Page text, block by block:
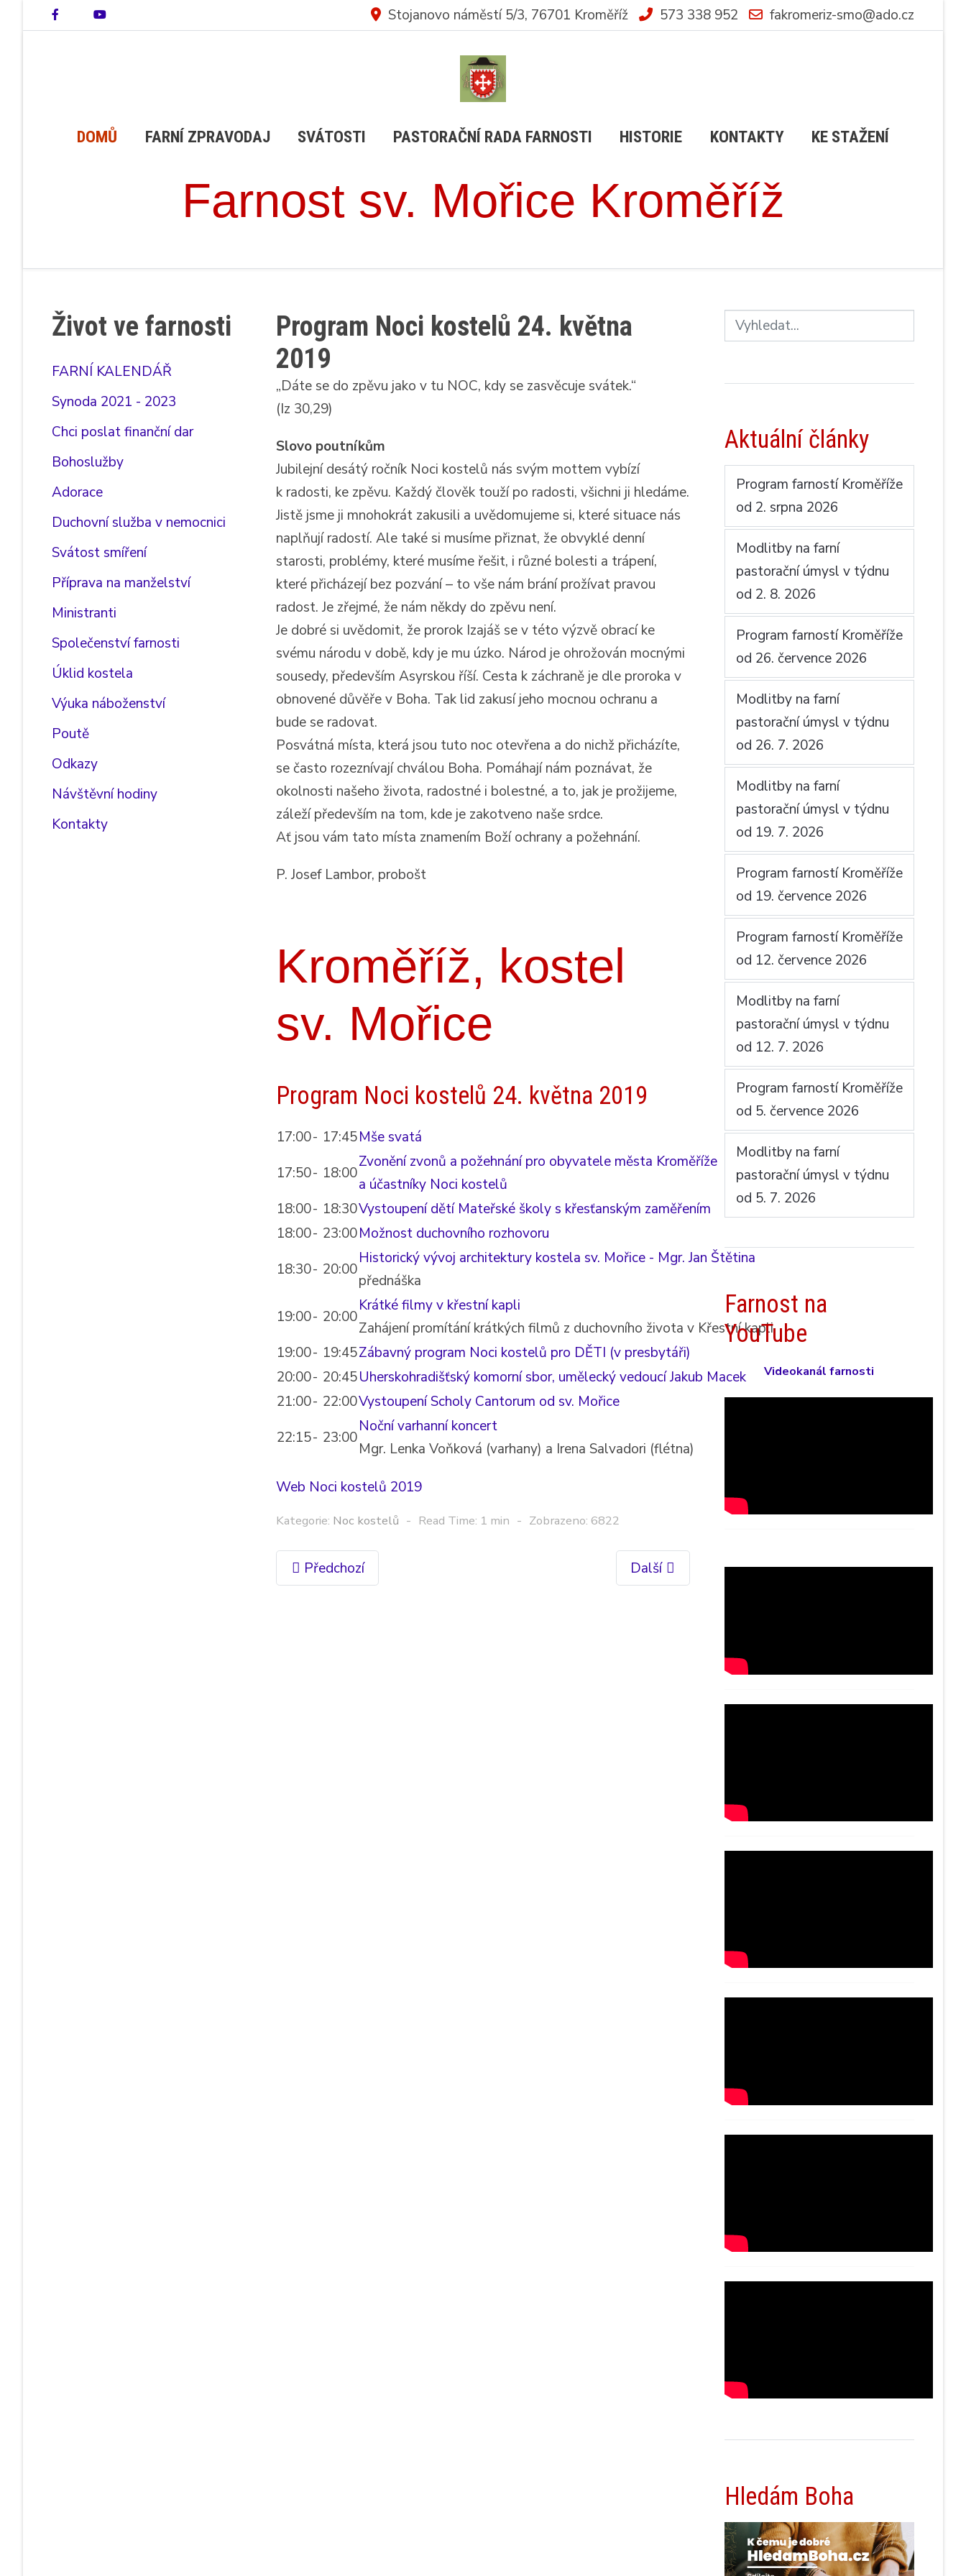
Stojanovo náměstí 5/3, 76701 Kroměříž 573 338 952 fakromeriz-smo@ado.cz
DOMŮ FARNÍ ZPRAVODAJ SVÁTOSTI PASTORAČNÍ RADA FARNOSTI HISTORIE KONTAKTY KE STAŽENÍ
Farnost sv. Mořice Kroměříž
Život ve farnosti
FARNÍ KALENDÁŘ
Synoda 2021 - 2023
Chci poslat finanční dar
Bohoslužby
Adorace
Duchovní služba v nemocnici
Svátost smíření
Příprava na manželství
Ministranti
Společenství farnosti
Úklid kostela
Výuka náboženství
Poutě
Odkazy
Návštěvní hodiny
Kontakty
Program Noci kostelů 24. května
2019
„Dáte se do zpěvu jako v tu NOC, kdy se zasvěcuje svátek.“
(Iz 30,29)
Slovo poutníkům
Jubilejní desátý ročník Noci kostelů nás svým mottem vybízí
k radosti, ke zpěvu. Každý člověk touží po radosti, všichni ji hledáme.
Jistě jsme ji mnohokrát zakusili a uvědomujeme si, které situace nás
naplňují radostí. Ale také si musíme přiznat, že obvyklé denní
starosti, problémy, které musíme řešit, i různé bolesti a trápení,
které přicházejí bez pozvání – to vše nám brání prožívat pravou
radost. Je zřejmé, že nám někdy do zpěvu není.
Je dobré si uvědomit, že prorok Izajáš se v této výzvě obrací ke
svému národu v době, kdy je mu úzko. Národ je ohrožován mocnými
sousedy, především Asyrskou říší. Cesta k záchraně je dle proroka v
obnovené důvěře v Boha. Tak lid zakusí jeho mocnou ochranu a
bude se radovat.
Posvátná místa, která jsou tuto noc otevřena a do nichž přicházíte,
se často rozeznívají chválou Boha. Pomáhají nám poznávat, že
okolnosti našeho života, radostné i bolestné, a to, jak je prožijeme,
záleží především na tom, kde je zakotveno naše srdce.
Ať jsou vám tato místa znamením Boží ochrany a požehnání.
P. Josef Lambor, probošt
Kroměříž, kostel
sv. Mořice
Program Noci kostelů 24. května 2019
17:00- 17:45Mše svatá
17:50- 18:00
Zvonění zvonů a požehnání pro obyvatele města Kroměříže
a účastníky Noci kostelů
18:00- 18:30Vystoupení dětí Mateřské školy s křesťanským zaměřením
18:00- 23:00Možnost duchovního rozhovoru
18:30- 20:00
Historický vývoj architektury kostela sv. Mořice - Mgr. Jan Štětina
přednáška
19:00- 20:00
Krátké filmy v křestní kapli
Zahájení promítání krátkých filmů z duchovního života v Křestní kapli.
19:00- 19:45Zábavný program Noci kostelů pro DĚTI (v presbytáři)
20:00- 20:45Uherskohradišťský komorní sbor, umělecký vedoucí Jakub Macek
21:00- 22:00Vystoupení Scholy Cantorum od sv. Mořice
22:15- 23:00
Noční varhanní koncert
Mgr. Lenka Voňková (varhany) a Irena Salvadori (flétna)
Web Noci kostelů 2019
Kategorie: Noc kostelů Read Time: 1 min Zobrazeno: 6822
Předchozí Další
Aktuální články
Program farností Kroměříže
od 2. srpna 2026
Modlitby na farní
pastorační úmysl v týdnu
od 2. 8. 2026
Program farností Kroměříže
od 26. července 2026
Modlitby na farní
pastorační úmysl v týdnu
od 26. 7. 2026
Modlitby na farní
pastorační úmysl v týdnu
od 19. 7. 2026
Program farností Kroměříže
od 19. července 2026
Program farností Kroměříže
od 12. července 2026
Modlitby na farní
pastorační úmysl v týdnu
od 12. 7. 2026
Program farností Kroměříže
od 5. července 2026
Modlitby na farní
pastorační úmysl v týdnu
od 5. 7. 2026
Farnost na
YouTube
Videokanál farnosti
Hledám Boha